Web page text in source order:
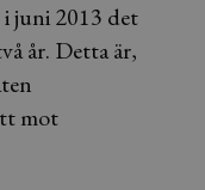
juni 2013 det
år. Detta är,
mot